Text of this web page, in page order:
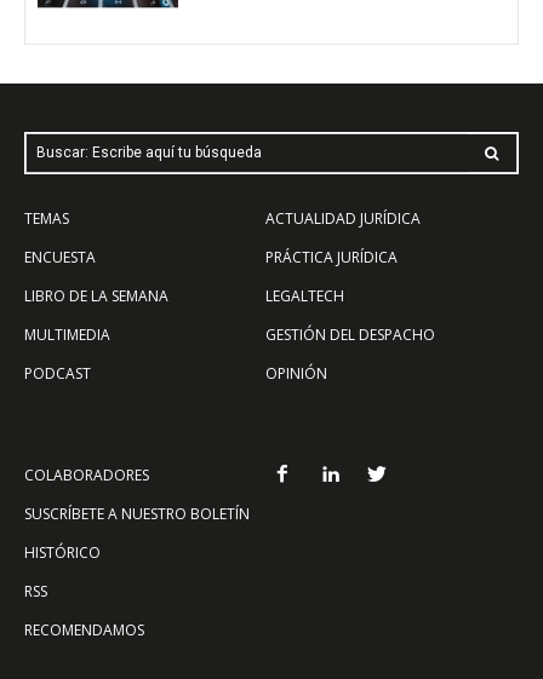
Buscar: Escribe aquí tu búsqueda
TEMAS
ENCUESTA
LIBRO DE LA SEMANA
MULTIMEDIA
PODCAST
ACTUALIDAD JURÍDICA
PRÁCTICA JURÍDICA
LEGALTECH
GESTIÓN DEL DESPACHO
OPINIÓN
COLABORADORES
SUSCRÍBETE A NUESTRO BOLETÍN
HISTÓRICO
RSS
RECOMENDAMOS